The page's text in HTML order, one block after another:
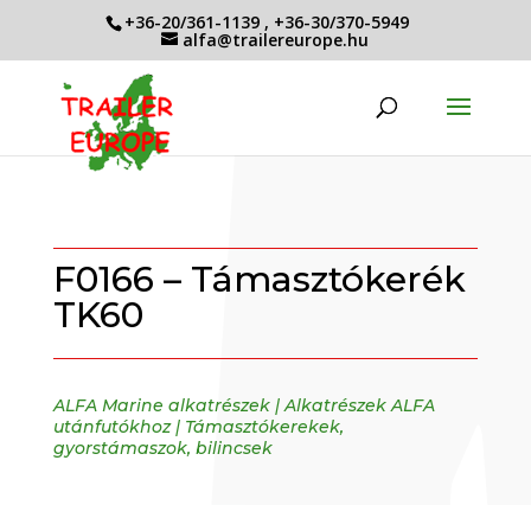
+36-20/361-1139 , +36-30/370-5949
alfa@trailereurope.hu
F0166 – Támasztókerék
TK60
ALFA Marine alkatrészek| Alkatrészek ALFA
utánfutókhoz| Támasztókerekek,
gyorstámaszok, bilincsek